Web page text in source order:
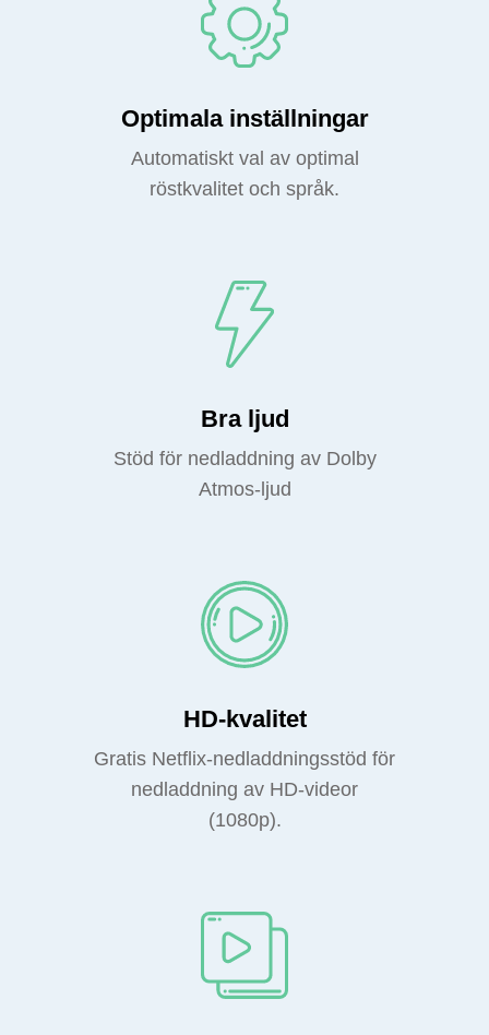
Optimala inställningar
Automatiskt val av optimal
röstkvalitet och språk.
Bra ljud
Stöd för nedladdning av Dolby
Atmos-ljud
HD-kvalitet
Gratis Netflix-nedladdningsstöd för
nedladdning av HD-videor
(1080p).